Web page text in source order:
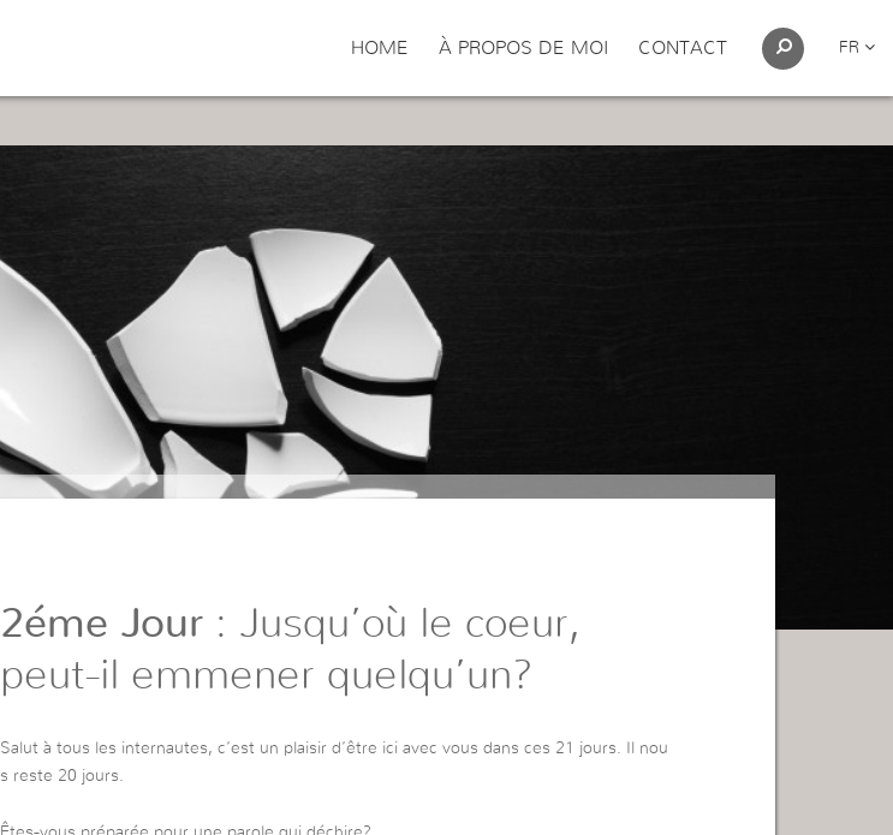
HOME À PROPOS DE MOI CONTACT FR
2éme Jour: Jusqu’où le coeur,
peut-il emmener quelqu’un?
Salut à tous les internautes, c’est un plaisir d’être ici avec vous dans ces 21 jours. Il nou
s reste 20 jours.